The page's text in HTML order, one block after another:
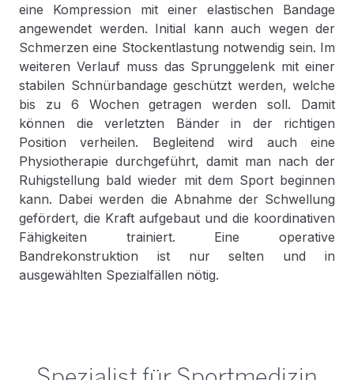
eine Kompression mit einer elastischen Bandage
angewendet werden. Initial kann auch wegen der
Schmerzen eine Stockentlastung notwendig sein. Im
weiteren Verlauf muss das Sprunggelenk mit einer
stabilen Schnürbandage geschützt werden, welche
bis zu 6 Wochen getragen werden soll. Damit
können die verletzten Bänder in der richtigen
Position verheilen. Begleitend wird auch eine
Physiotherapie durchgeführt, damit man nach der
Ruhigstellung bald wieder mit dem Sport beginnen
kann. Dabei werden die Abnahme der Schwellung
gefördert, die Kraft aufgebaut und die koordinativen
Fähigkeiten trainiert. Eine operative
Bandrekonstruktion ist nur selten und in
ausgewählten Spezialfällen nötig.